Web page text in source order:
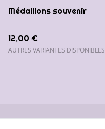
Médaillons souvenir
12,00 €
AUTRES VARIANTES DISPONIBLES